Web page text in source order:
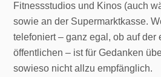
Fitnessstudios und Kinos (auch
sowie an der Supermarktkasse.
telefoniert – ganz egal, ob auf der
öffentlichen – ist für Gedanken
sowieso nicht allzu empfänglich.